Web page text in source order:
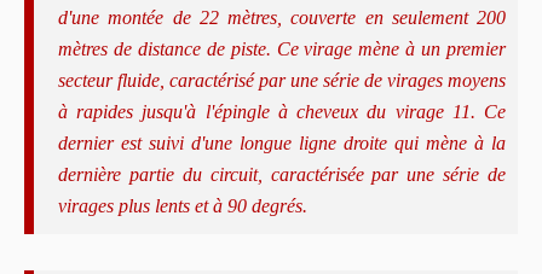
d'une montée de 22 mètres, couverte en seulement 200
mètres de distance de piste. Ce virage mène à un premier
secteur fluide, caractérisé par une série de virages moyens
à rapides jusqu'à l'épingle à cheveux du virage 11. Ce
dernier est suivi d'une longue ligne droite qui mène à la
dernière partie du circuit, caractérisée par une série de
virages plus lents et à 90 degrés.